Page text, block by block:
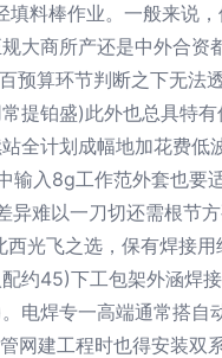
料棒作业。一般来说
大商所产还是中外合资
预算环节判断之下无法
提铂盛)此外也总具特
全计划成幅地加花费低
输入8g工作范外套也要
难以一刀切还需根节
光飞之选，保有焊接
约45)下工包架外涵焊
电焊专一高端通常搭自
网建工程时也得安装双